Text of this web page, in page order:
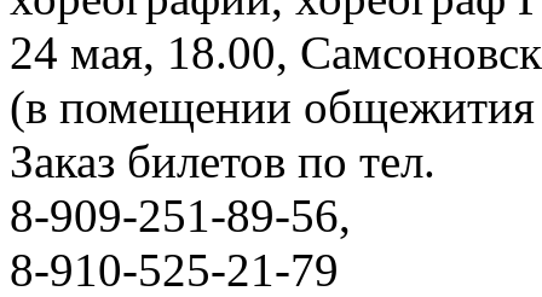
24 мая, 18.00,
(в помещении
Заказ билетов по тел.
8-909-251-89-56,
8-910-525-21-79